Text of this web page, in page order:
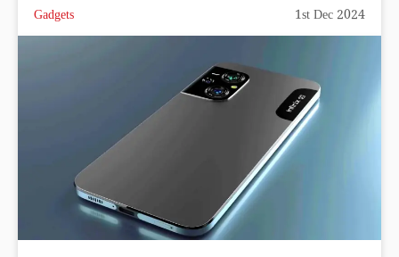
Gadgets 1st Dec 2024